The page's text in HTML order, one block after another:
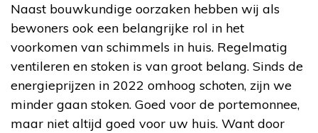
Naast bouwkundige oorzaken hebben wij als
bewoners ook een belangrijke rol in het
voorkomen van schimmels in huis. Regelmatig
ventileren en stoken is van groot belang. Sinds de
energieprijzen in 2022 omhoog schoten, zijn we
minder gaan stoken. Goed voor de portemonnee,
maar niet altijd goed voor uw huis. Want door